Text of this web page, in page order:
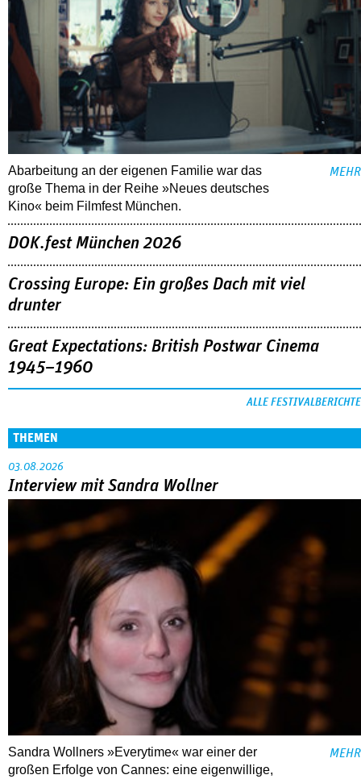
Abarbeitung an der eigenen Familie war das
große Thema in der Reihe »Neues deutsches
Kino« beim Filmfest München.
MEHR
DOK.fest München 2026
Crossing Europe: Ein großes Dach mit viel
drunter
Great Expectations: British Postwar Cinema
1945–1960
ALLE FESTIVALBERICHTE
THEMEN
03.08.2026
Interview mit Sandra Wollner
Sandra Wollners »Everytime« war einer der
großen Erfolge von Cannes: eine eigenwillige,
MEHR